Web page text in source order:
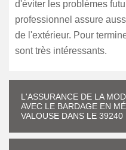
d'éviter les problèmes
professionnel assure
de l'extérieur. Pour
sont très intéressants.
L'ASSURANCE DE LA
AVEC LE BARDAGE EN
VALOUSE DANS LE